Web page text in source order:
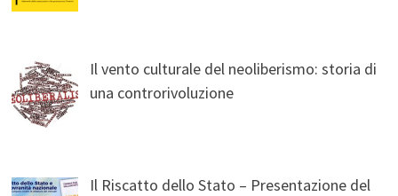
Il vento culturale del neoliberismo: storia di
una controrivoluzione
Il Riscatto dello Stato – Presentazione del